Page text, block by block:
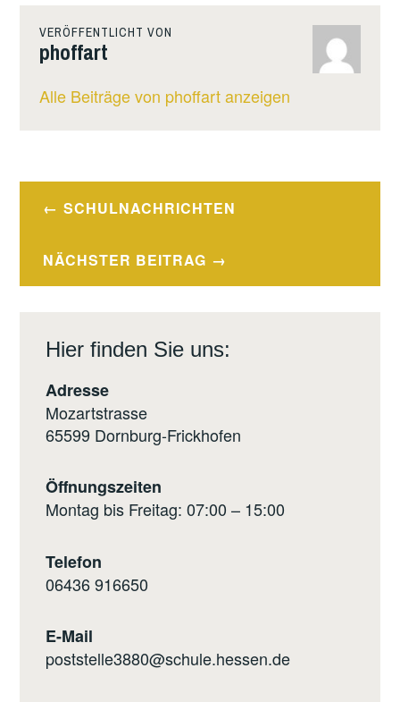
VERÖFFENTLICHT VON
phoffart
Alle Beiträge von phoffart anzeigen
Beitragsnavigation
SCHULNACHRICHTEN
NÄCHSTER BEITRAG
Hier finden Sie uns:
Adresse
Mozartstrasse
65599 Dornburg-Frickhofen
Öffnungszeiten
Montag bis Freitag: 07:00 – 15:00
Telefon
06436 916650
E-Mail
poststelle3880@schule.hessen.de